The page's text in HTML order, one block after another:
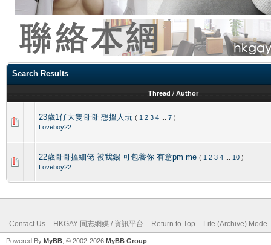
Search Results
Thread / Author
23歲1仔大隻哥哥 想搵人玩 ( 1 2 3 4 7 )
Loveboy22
22歲哥哥搵細佬 被我錫 可包養你 有意pm me ( 1 2 3 4 10 )
Loveboy22
Contact Us HKGAY 同志網媒 / 資訊平台 Return to Top Lite (Archive) Mode
Powered By MyBB , © 2002-2026 MyBB Group